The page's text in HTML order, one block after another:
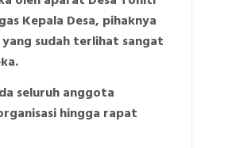
Kepala Desa, pihaknya
sudah terlihat sangat
seluruh anggota
hingga rapat